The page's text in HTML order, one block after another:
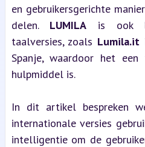
en gebruikersgerichte
delen. LUMILA is ook
taalversies, zoals Lumila.it
Spanje, waardoor het
hulpmiddel is.
In dit artikel bespreken
internationale versies
intelligentie om de